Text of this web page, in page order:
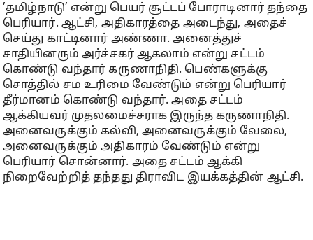
’தமிழ்நாடு’ என்று பெயர் சூட்டப் போராடினார் தந்தை
பெரியார். ஆட்சி, அதிகாரத்தை அடைந்து, அதைச்
செய்து காட்டினார் அண்ணா. அனைத்துச்
சாதியினரும் அர்ச்சகர் ஆகலாம் என்று சட்டம்
கொண்டு வந்தார் கருணாநிதி. பெண்களுக்கு
சொத்தில் சம உரிமை வேண்டும் என்று பெரியார்
தீர்மானம் கொண்டு வந்தார். அதை சட்டம்
ஆக்கியவர் முதலமைச்சராக இருந்த கருணாநிதி.
அனைவருக்கும் கல்வி, அனைவருக்கும் வேலை,
அனைவருக்கும் அதிகாரம் வேண்டும் என்று
பெரியார் சொன்னார். அதை சட்டம் ஆக்கி
நிறைவேற்றித் தந்தது திராவிட இயக்கத்தின் ஆட்சி.